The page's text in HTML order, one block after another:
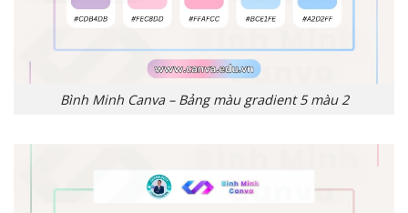
Bình Minh Canva – Bảng màu gradient 5 màu 2